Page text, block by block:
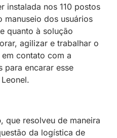
instalada nos 110 postos
manuseio dos usuários
quanto à solução
agilizar e trabalhar o
contato com a
para encarar esse
, que resolveu de maneira
da logística de